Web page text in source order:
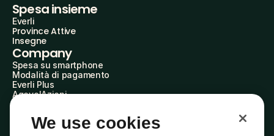
Spesa insieme
Everli
Province Attive
Insegne
Company
Spesa su smartphone
Modalità di pagamento
Everli Plus
AgevolAzioni
Everli Shoppers
We use cookies